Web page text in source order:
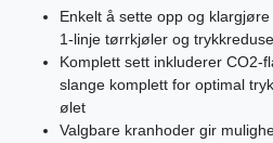
Enkelt å sette opp og
1-linje tørrkjøler og
Komplett sett inkluderer CO2-
slange komplett for optimal
ølet
Valgbare kranhoder gir